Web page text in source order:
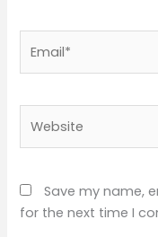
Save my name,
for the next time I